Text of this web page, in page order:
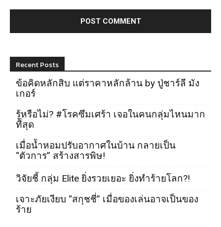
Recent Posts
ข้อคิดหลักสิบ แต่ราคาหลักล้าน by ปู่ชาร์ลี มัง
เกอร์
รู้หรือไม่? #โรคซึมเศร้า เจอในคนกลุ่มไหนมาก
ที่สุด
เมื่อน้ำหอมปรับอากาศในบ้าน กลายเป็น
“ตัวการ” สร้างสารพิษ!
วิจัยชี้ กลุ่ม Elite ยิ่งรวยเยอะ ยิ่งทำร้ายโลก?!
เจาะภัยเงียบ “สกุชชี่” เมื่อของเล่นอาจเป็นของ
ร้าย